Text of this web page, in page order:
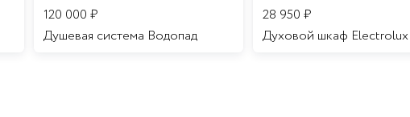
120 000 ₽
Душевая система Водопад
28 950 ₽